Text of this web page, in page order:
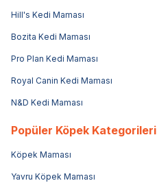
Hill's Kedi Maması
Bozita Kedi Maması
Pro Plan Kedi Maması
Royal Canin Kedi Maması
N&D Kedi Maması
Popüler Köpek Kategorileri
Köpek Maması
Yavru Köpek Maması